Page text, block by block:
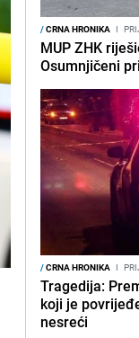
/CRNA HRONIKA I
MUP ZHK
Osumnjičeni
/CRNA HRONIKA I
Tragedija:
koji je
nesreći